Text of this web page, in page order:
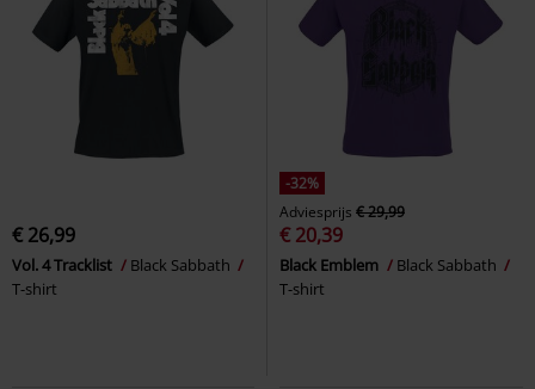
€ 26,99
Vol. 4 Tracklist
Black Sabbath
T-shirt
-32%
Adviesprijs € 29,99
€ 20,39
Black Emblem
Black Sabbath
T-shirt